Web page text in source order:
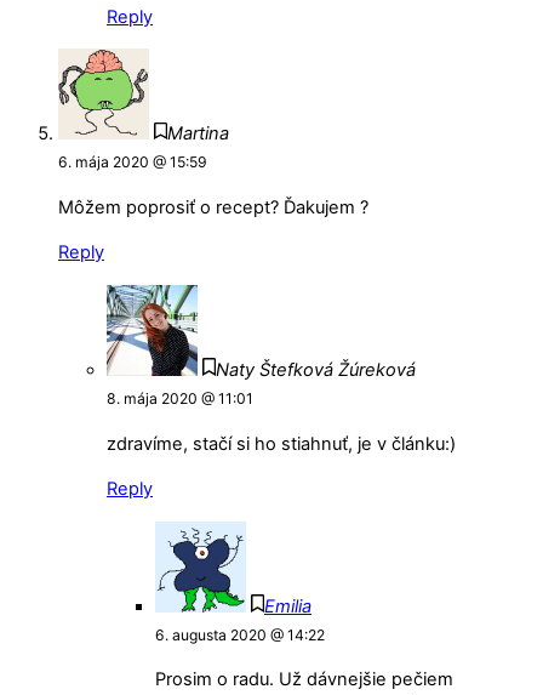
Reply
Martina
6. mája 2020 @ 15:59
Môžem poprosiť o recept? Ďakujem ?
Reply
Naty Štefková Žúreková
8. mája 2020 @ 11:01
zdravíme, stačí si ho stiahnuť, je v článku:)
Reply
Emilia
6. augusta 2020 @ 14:22
Prosim o radu. Už dávnejšie pečiem